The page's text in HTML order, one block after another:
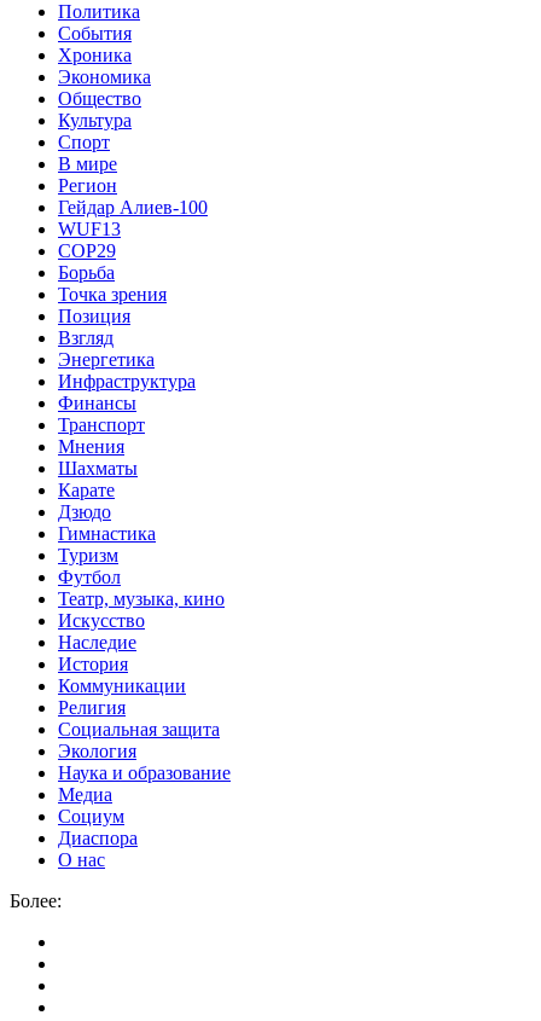
Политика
События
Хроника
Экономика
Общество
Культура
Спорт
В мире
Регион
Гейдар Алиев-100
WUF13
COP29
Борьба
Точка зрения
Позиция
Взгляд
Энергетика
Инфраструктура
Финансы
Транспорт
Мнения
Шахматы
Карате
Дзюдо
Гимнастика
Туризм
Футбол
Театр, музыка, кино
Искусство
Наследие
История
Коммуникации
Религия
Социальная защита
Экология
Наука и образование
Медиа
Социум
Диаспора
О нас
Более: